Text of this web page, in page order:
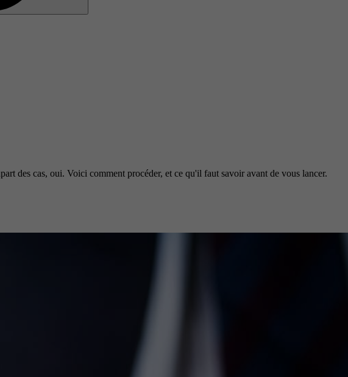
des cas, oui. Voici comment procéder, et ce qu'il faut savoir avant de vous lancer.